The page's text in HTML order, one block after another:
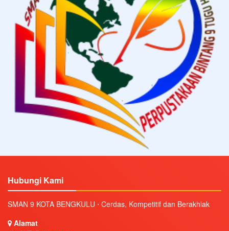
Hubungi Kami
SMAN 9 KOTA BENGKULU ⋅ Cerdas, Kompetitif dan Berakhlak
Alamat